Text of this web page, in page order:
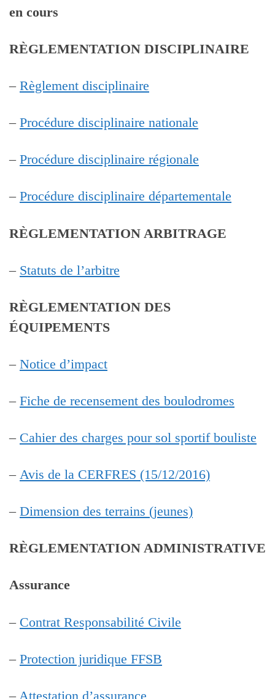
en cours
RÈGLEMENTATION DISCIPLINAIRE
– Règlement disciplinaire
– Procédure disciplinaire nationale
– Procédure disciplinaire régionale
– Procédure disciplinaire départementale
RÈGLEMENTATION ARBITRAGE
– Statuts de l’arbitre
RÈGLEMENTATION DES
ÉQUIPEMENTS
– Notice d’impact
– Fiche de recensement des boulodromes
– Cahier des charges pour sol sportif bouliste
– Avis de la CERFRES (15/12/2016)
– Dimension des terrains (jeunes)
RÈGLEMENTATION ADMINISTRATIVE
Assurance
– Contrat Responsabilité Civile
– Protection juridique FFSB
– Attestation d’assurance